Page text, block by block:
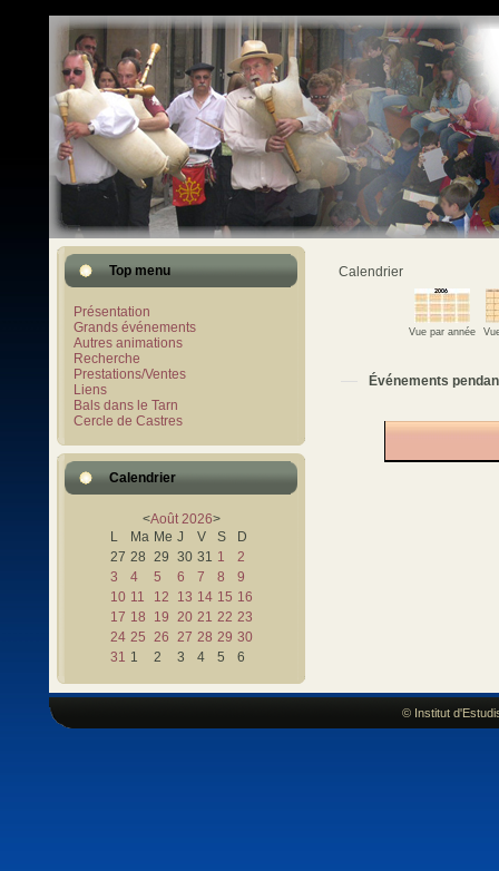
Top menu
Présentation
Grands événements
Autres animations
Recherche
Prestations/Ventes
Liens
Bals dans le Tarn
Cercle de Castres
Calendrier
<Août 2026>
L
Ma Me J V S
D
27 28 29 30 31 1
2
3
4 5 6 7 8
9
10 11 12 13 14 15 16
17 18 19 20 21 22 23
24 25 26 27 28 29 30
31 1 2 3 4 5 6
Calendrier
Vue par année
Événements
© Institut